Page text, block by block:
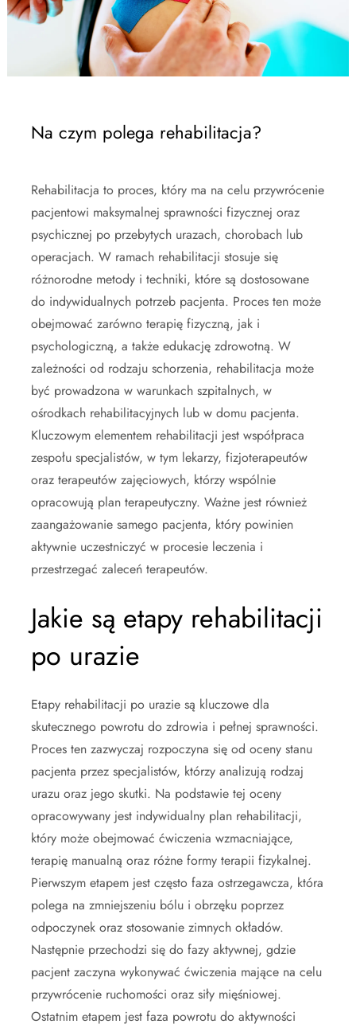
Na czym polega rehabilitacja?
Rehabilitacja to proces, który ma na celu przywrócenie
pacjentowi maksymalnej sprawności fizycznej oraz
psychicznej po przebytych urazach, chorobach lub
operacjach. W ramach rehabilitacji stosuje się
różnorodne metody i techniki, które są dostosowane
do indywidualnych potrzeb pacjenta. Proces ten może
obejmować zarówno terapię fizyczną, jak i
psychologiczną, a także edukację zdrowotną. W
zależności od rodzaju schorzenia, rehabilitacja może
być prowadzona w warunkach szpitalnych, w
ośrodkach rehabilitacyjnych lub w domu pacjenta.
Kluczowym elementem rehabilitacji jest współpraca
zespołu specjalistów, w tym lekarzy, fizjoterapeutów
oraz terapeutów zajęciowych, którzy wspólnie
opracowują plan terapeutyczny. Ważne jest również
zaangażowanie samego pacjenta, który powinien
aktywnie uczestniczyć w procesie leczenia i
przestrzegać zaleceń terapeutów.
Jakie są etapy rehabilitacji
po urazie
Etapy rehabilitacji po urazie są kluczowe dla
skutecznego powrotu do zdrowia i pełnej sprawności.
Proces ten zazwyczaj rozpoczyna się od oceny stanu
pacjenta przez specjalistów, którzy analizują rodzaj
urazu oraz jego skutki. Na podstawie tej oceny
opracowywany jest indywidualny plan rehabilitacji,
który może obejmować ćwiczenia wzmacniające,
terapię manualną oraz różne formy terapii fizykalnej.
Pierwszym etapem jest często faza ostrzegawcza, która
polega na zmniejszeniu bólu i obrzęku poprzez
odpoczynek oraz stosowanie zimnych okładów.
Następnie przechodzi się do fazy aktywnej, gdzie
pacjent zaczyna wykonywać ćwiczenia mające na celu
przywrócenie ruchomości oraz siły mięśniowej.
Ostatnim etapem jest faza powrotu do aktywności